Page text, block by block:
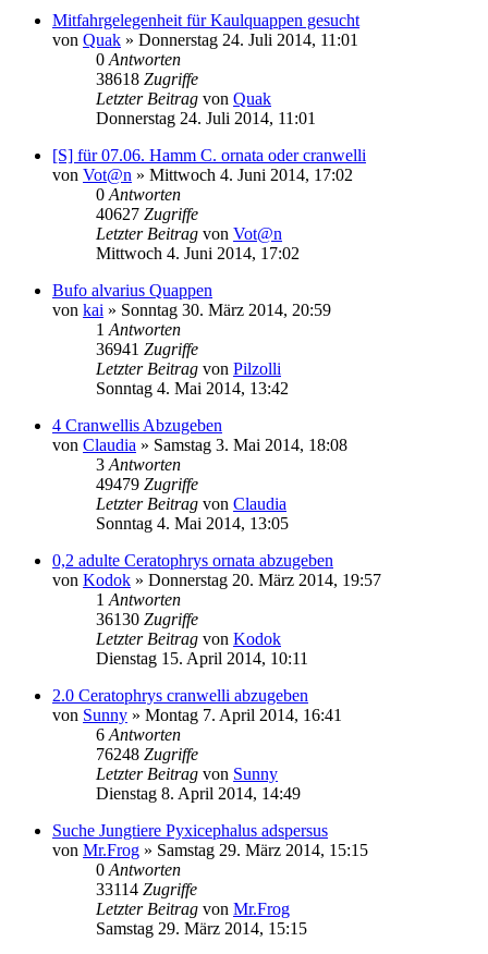
Mitfahrgelegenheit für Kaulquappen gesucht
von Quak » Donnerstag 24. Juli 2014, 11:01
0 Antworten
38618 Zugriffe
Letzter Beitrag von Quak
Donnerstag 24. Juli 2014, 11:01
[S] für 07.06. Hamm C. ornata oder cranwelli
von Vot@n » Mittwoch 4. Juni 2014, 17:02
0 Antworten
40627 Zugriffe
Letzter Beitrag von Vot@n
Mittwoch 4. Juni 2014, 17:02
Bufo alvarius Quappen
von kai » Sonntag 30. März 2014, 20:59
1 Antworten
36941 Zugriffe
Letzter Beitrag von Pilzolli
Sonntag 4. Mai 2014, 13:42
4 Cranwellis Abzugeben
von Claudia » Samstag 3. Mai 2014, 18:08
3 Antworten
49479 Zugriffe
Letzter Beitrag von Claudia
Sonntag 4. Mai 2014, 13:05
0,2 adulte Ceratophrys ornata abzugeben
von Kodok » Donnerstag 20. März 2014, 19:57
1 Antworten
36130 Zugriffe
Letzter Beitrag von Kodok
Dienstag 15. April 2014, 10:11
2.0 Ceratophrys cranwelli abzugeben
von Sunny » Montag 7. April 2014, 16:41
6 Antworten
76248 Zugriffe
Letzter Beitrag von Sunny
Dienstag 8. April 2014, 14:49
Suche Jungtiere Pyxicephalus adspersus
von Mr.Frog » Samstag 29. März 2014, 15:15
0 Antworten
33114 Zugriffe
Letzter Beitrag von Mr.Frog
Samstag 29. März 2014, 15:15